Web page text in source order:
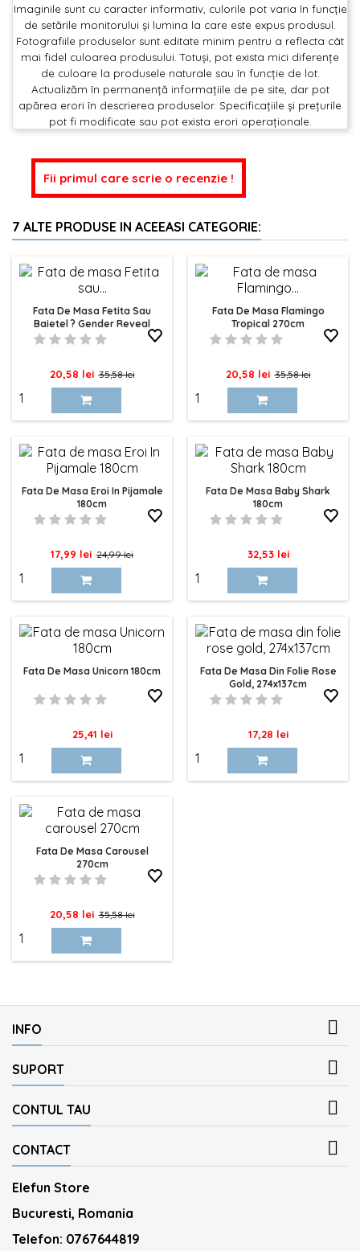
Imaginile sunt cu caracter informativ, culorile pot varia în funcție
de setările monitorului și lumina la care este expus produsul.
Fotografiile produselor sunt editate minim pentru a reflecta cât
mai fidel culoarea produsului. Totuși, pot exista mici diferențe
de culoare la produsele naturale sau în funcție de lot.
Actualizăm în permanență informațiile de pe site, dar pot
apărea erori în descrierea produselor. Specificațiile și prețurile
pot fi modificate sau pot exista erori operaționale.
Fii primul care scrie o recenzie !
7 ALTE PRODUSE IN ACEEASI CATEGORIE:
Fata De Masa Fetita Sau
Baietel ? Gender Reveal
270cm
Pret
20,58 lei Pret
baza
35,58 lei
Fata De Masa Flamingo
Tropical 270cm
Pret
20,58 lei Pret
baza
35,58 lei
Fata De Masa Eroi In Pijamale
180cm
Pret
17,99 lei Pret
baza
24,99 lei
Fata De Masa Baby Shark
180cm
Pret
32,53 lei
Fata De Masa Unicorn 180cm
Pret
25,41 lei
Fata De Masa Din Folie Rose
Gold, 274x137cm
Pret
17,28 lei
Fata De Masa Carousel
270cm
Pret
20,58 lei Pret
baza
35,58 lei
INFO 
SUPORT 
CONTUL TAU 
CONTACT 
Elefun Store
Bucuresti, Romania
Telefon: 0767644819